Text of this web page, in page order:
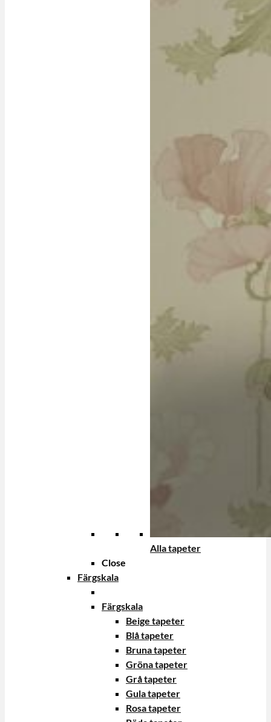
Alla tapeter
Close
Färgskala
Färgskala
Beige tapeter
Blå tapeter
Bruna tapeter
Gröna tapeter
Grå tapeter
Gula tapeter
Rosa tapeter